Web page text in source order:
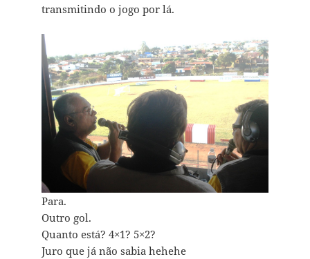
transmitindo o jogo por lá.
Para.
Outro gol.
Quanto está? 4×1? 5×2?
Juro que já não sabia hehehe